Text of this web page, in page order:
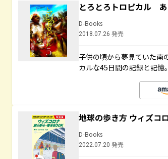
とろとろトロピカル
D-Books
2018.07.26 発売
子供の頃から夢見ていた南
カルな45日間の記録と記憶。
地球の歩き方 ウィズコ
D-Books
2022.07.20 発売